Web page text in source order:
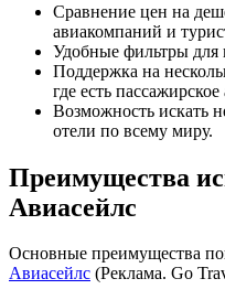
Сравнение цен на
авиакомпаний и
Удобные фильтры для
Поддержка на
где есть
Возможность искать
отели по всему миру.
Преимущества
Авиасейлс
Основные преимущества
Авиасейлс (Реклама. Go